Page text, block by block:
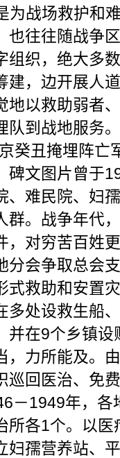
战场救护和
也往往随战争
组织，绝大多
建，边开展人
地以救助弱者
队到战地服务
癸丑掩埋阵亡
碑文图片曾于
、难民院、妇
群。战争年代
，对穷苦百姓
分会争取总会
式救助和安置
多处设救生船
并在9个乡镇
，力所能及。
巡回医治、免
－1949年，
所各1个。以
妇孺营养站、